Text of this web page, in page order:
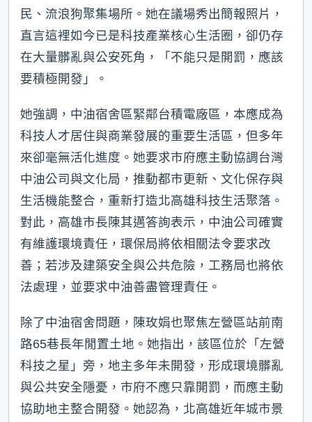
民、流浪狗聚集場所。她在議場秀出簡報照片，
直言這裡如今已是科技產業核心生活圈，卻仍存
在大量髒亂與公安死角，「不能只是開罰，應該
要積極開發」。
她強調，中油宿舍區緊鄰台積電廠區，本應成為
科技人才居住與商業發展的重要生活區，但多年
來卻毫無活化進度。她要求市府應主動協調台灣
中油公司與文化局，推動都市更新、文化保存與
生活機能整合，重新打造北高雄科技生活聚落。
對此，高雄市長陳其邁答詢表示，中油公司確實
有維護環境責任，環保局將依相關法令要求改
善；若涉及建築安全與公共危險，工務局也將依
法處理，並要求中油善盡管理責任。
除了中油宿舍問題，陳玫娟也聚焦左營區站前南
路65巷長年閒置土地。她指出，該區位於「左營
科技之星」旁，地主多年未開發，形成環境髒亂
與公共安全隱憂，市府不應只靠開罰，而應主動
協助地主整合開發。她認為，北高雄近年城市景